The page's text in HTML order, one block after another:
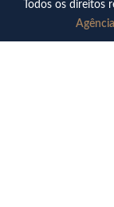
Todos os direitos